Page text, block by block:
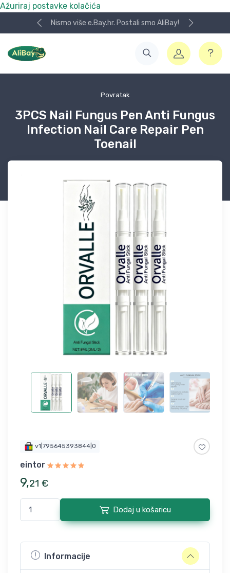
Ažuriraj postavke kolačića
Koristite naša skladišta u UK, USA i DE.
Povratak
3PCS Nail Fungus Pen Anti Fungus
Infection Nail Care Repair Pen
Toenail
v1|795645393844|0
eintor
9,21 €
Dodaj u košaricu
Informacije